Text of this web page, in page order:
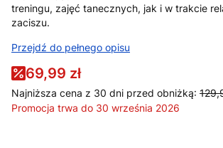
treningu, zajęć tanecznych, jak i w trakcie
zaciszu.
Przejdź do pełnego opisu
69,99 zł
Najniższa cena z 30 dni przed obniżką:
Promocja trwa do 30 września 2026